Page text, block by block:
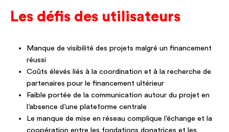
Les défis des utilisateurs
Manque de visibilité des projets malgré un financement
réussi
Coûts élevés liés à la coordination et à la recherche de
partenaires pour le financement ultérieur
Faible portée de la communication autour du projet en
l’absence d’une plateforme centrale
Le manque de mise en réseau complique l’échange et la
coopération entre les fondations donatrices et les